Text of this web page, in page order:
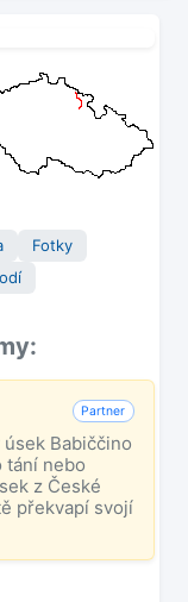
Fotky
Partner
Babiččino
tání nebo
z České
překvapí svojí